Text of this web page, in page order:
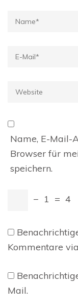
Name*
E-
Website
Name, E-Mail-
Browser für
speichern.
− 1 = 4
Kommentare
Mail.